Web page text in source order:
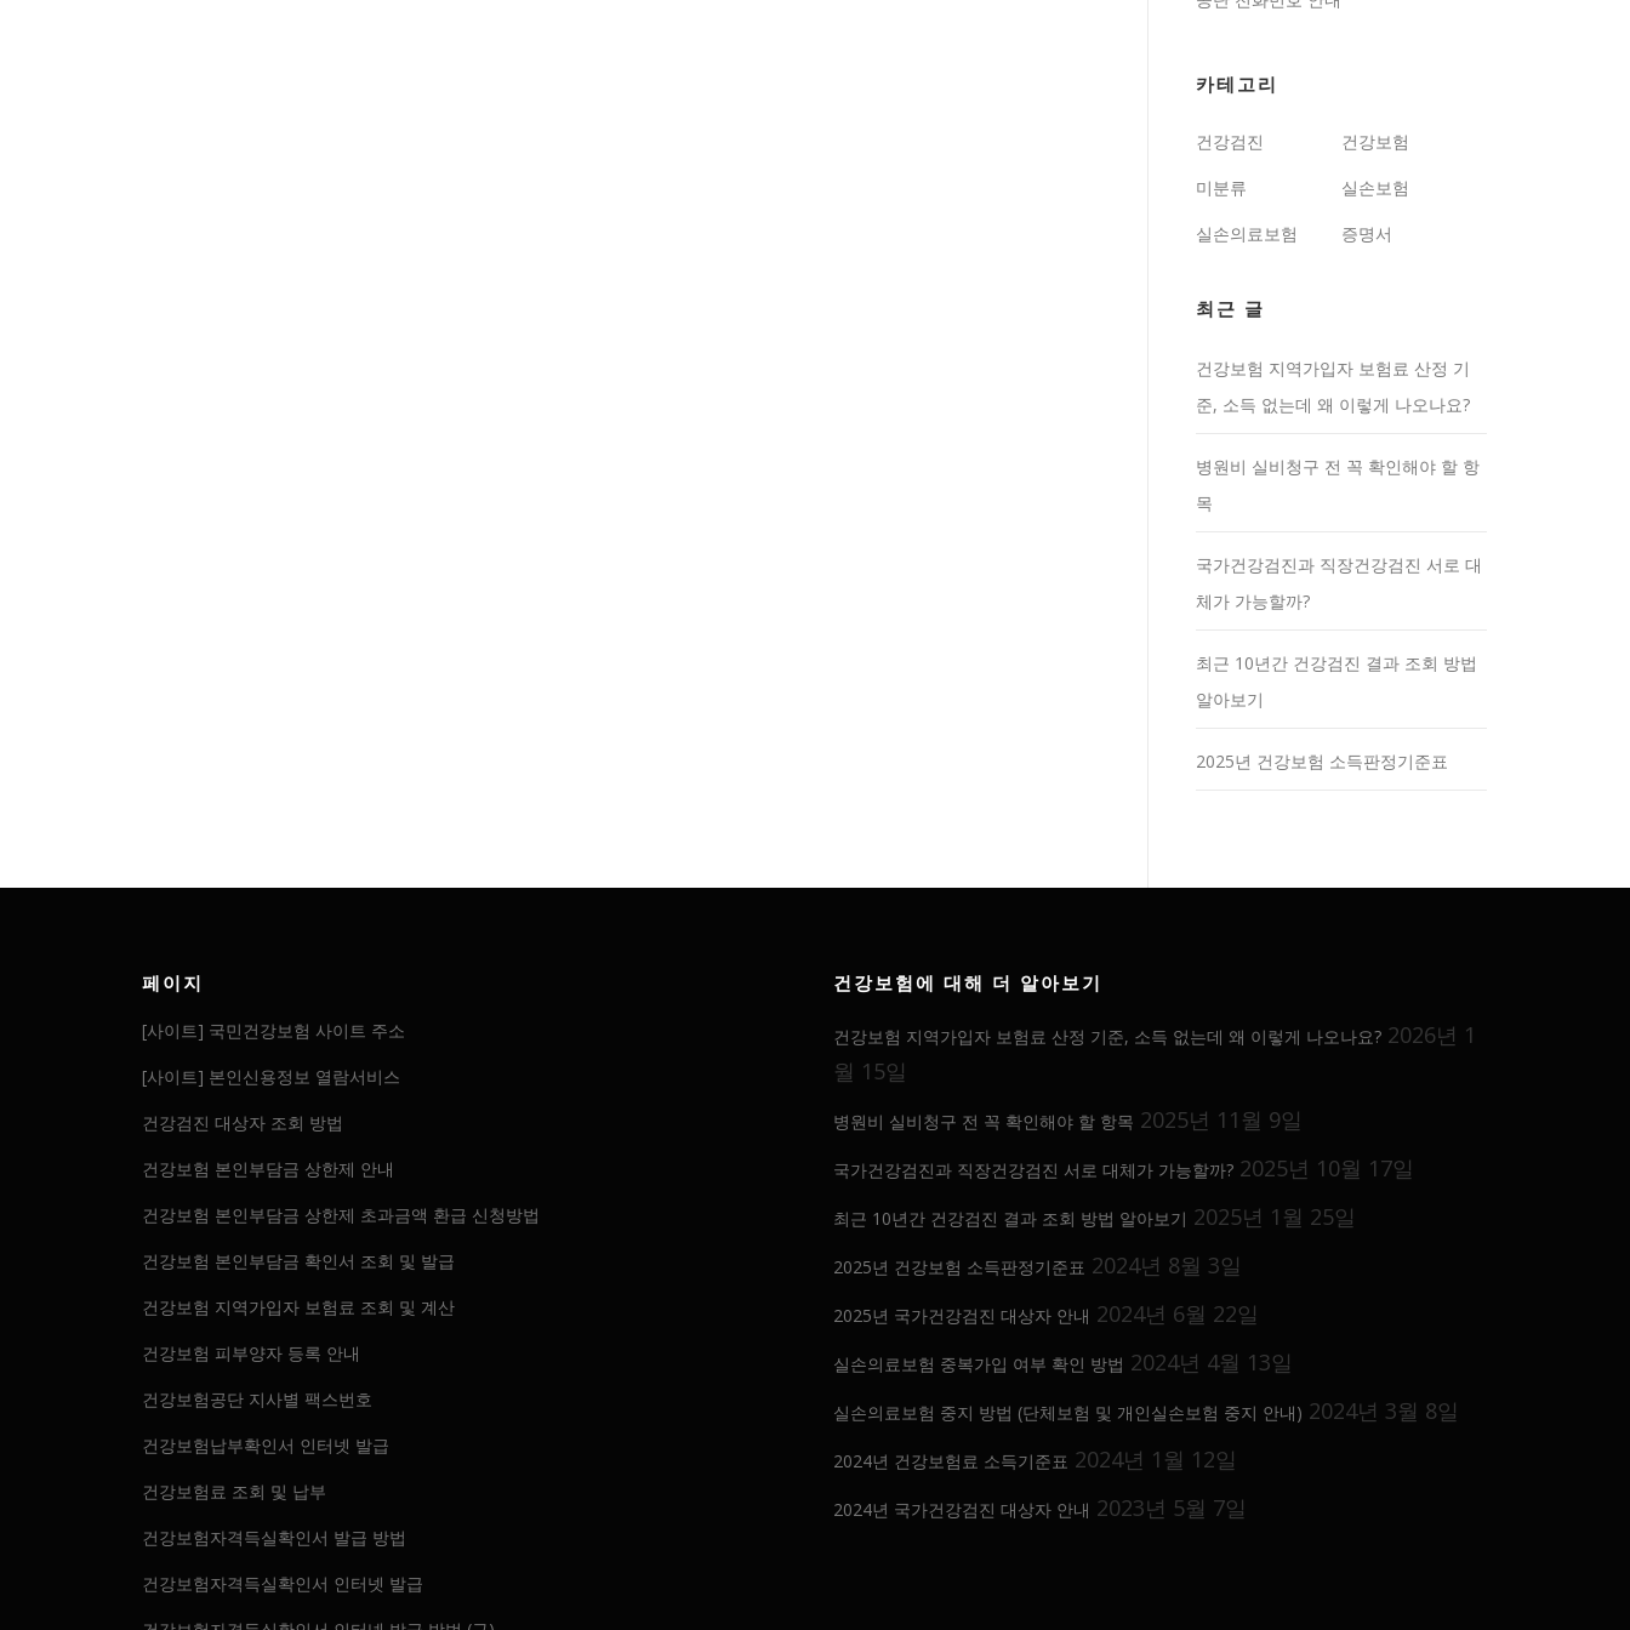
카테고리
건강검진
건강보험
미분류
실손보험
실손의료보험
증명서
최근 글
건강보험 지역가입자 보험료 산정 기
준, 소득 없는데 왜 이렇게 나오나요?
병원비 실비청구 전 꼭 확인해야 할 항
목
국가건강검진과 직장건강검진 서로 대
체가 가능할까?
최근 10년간 건강검진 결과 조회 방법
알아보기
2025년 건강보험 소득판정기준표
페이지
[사이트] 국민건강보험 사이트 주소
[사이트] 본인신용정보 열람서비스
건강검진 대상자 조회 방법
건강보험 본인부담금 상한제 안내
건강보험 본인부담금 상한제 초과금액 환급 신청방법
건강보험 본인부담금 확인서 조회 및 발급
건강보험 지역가입자 보험료 조회 및 계산
건강보험 피부양자 등록 안내
건강보험공단 지사별 팩스번호
건강보험납부확인서 인터넷 발급
건강보험료 조회 및 납부
건강보험자격득실확인서 발급 방법
건강보험자격득실확인서 인터넷 발급
건강보험에 대해 더 알아보기
건강보험 지역가입자 보험료 산정 기준, 소득 없는데 왜 이렇게 나오나요? 2026년 1
월 15일
병원비 실비청구 전 꼭 확인해야 할 항목 2025년 11월 9일
국가건강검진과 직장건강검진 서로 대체가 가능할까? 2025년 10월 17일
최근 10년간 건강검진 결과 조회 방법 알아보기 2025년 1월 25일
2025년 건강보험 소득판정기준표 2024년 8월 3일
2025년 국가건강검진 대상자 안내 2024년 6월 22일
실손의료보험 중복가입 여부 확인 방법 2024년 4월 13일
실손의료보험 중지 방법 (단체보험 및 개인실손보험 중지 안내) 2024년 3월 8일
2024년 건강보험료 소득기준표 2024년 1월 12일
2024년 국가건강검진 대상자 안내 2023년 5월 7일